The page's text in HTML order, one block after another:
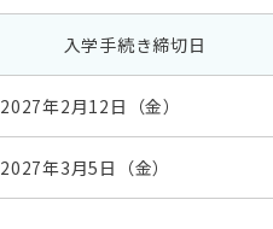
入学手続き締切日
2027年2月12日（金）
2027年3月5日（金）